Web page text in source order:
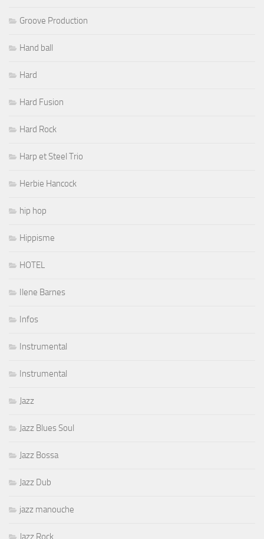
Groove Production
Hand ball
Hard
Hard Fusion
Hard Rock
Harp et Steel Trio
Herbie Hancock
hip hop
Hippisme
HOTEL
Ilene Barnes
Infos
Instrumental
Instrumental
Jazz
Jazz Blues Soul
Jazz Bossa
Jazz Dub
jazz manouche
Jazz Rock